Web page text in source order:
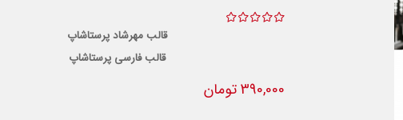
قالب مهرشاد پرستاشاپ
قالب فارسی پرستاشاپ
390,000 تومان